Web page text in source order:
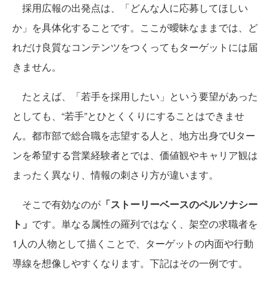
採用広報の出発点は、「どんな人に応募してほしい
か」を具体化することです。ここが曖昧なままでは、ど
れだけ良質なコンテンツをつくってもターゲットには届
きません。
たとえば、「若手を採用したい」という要望があった
としても、“若手”とひとくくりにすることはできませ
ん。都市部で総合職を志望する人と、地方出身でUター
ンを希望する営業経験者とでは、価値観やキャリア観は
まったく異なり、情報の刺さり方が違います。
そこで有効なのが 「ストーリーベースのペルソナシー
ト」 です。単なる属性の羅列ではなく、架空の求職者を
1人の人物として描くことで、ターゲットの内面や行動
導線を想像しやすくなります。下記はその一例です。